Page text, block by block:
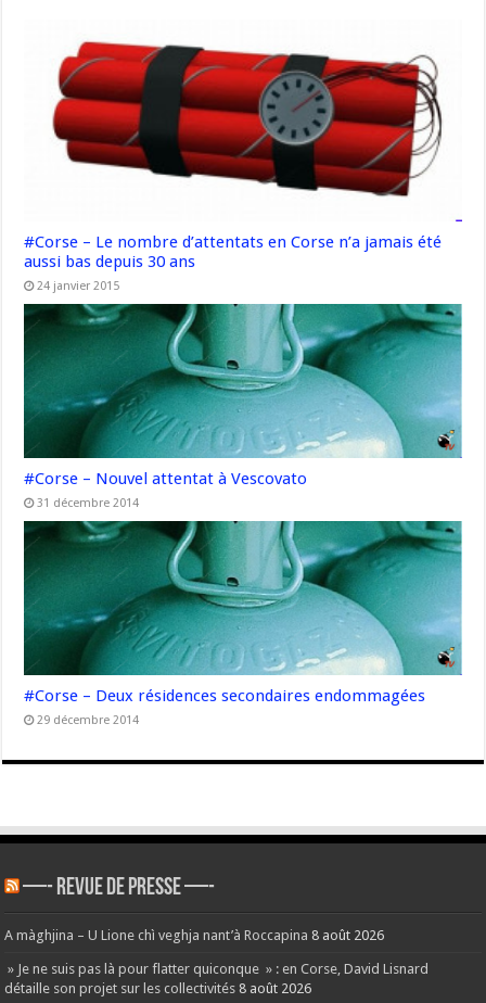
#Corse – Le nombre d’attentats en Corse n’a jamais été
aussi bas depuis 30 ans
24 janvier 2015
#Corse – Nouvel attentat à Vescovato
31 décembre 2014
#Corse – Deux résidences secondaires endommagées
29 décembre 2014
—- REVUE DE PRESSE —-
A màghjina – U Lione chì veghja nant’à Roccapina 8 août 2026
» Je ne suis pas là pour flatter quiconque » : en Corse, David Lisnard
détaille son projet sur les collectivités 8 août 2026